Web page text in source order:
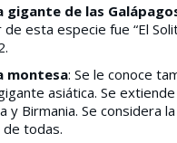
gigante de las
esta especie fue “El
montesa: Se le conoce
asiática. Se
y Birmania. Se considera
todas.